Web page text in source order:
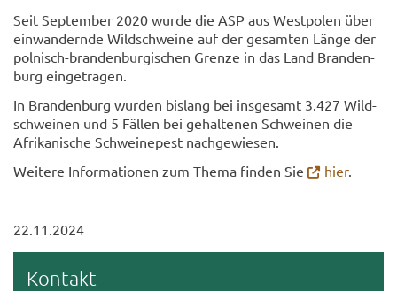
Seit Sep­tem­ber 2020 wurde die ASP aus West­po­len über
ein­wan­dern­de Wild­schwei­ne auf der ge­sam­ten Länge der
polnisch-​brandenburgischen Gren­ze in das Land Bran­den­
burg ein­ge­tra­gen.
In Bran­den­burg wur­den bis­lang bei ins­ge­samt 3.427 Wild­
schwei­nen und 5 Fäl­len bei ge­hal­te­nen Schwei­nen die
Afri­ka­ni­sche Schwei­ne­pest nach­ge­wie­sen.
Wei­te­re In­for­ma­tio­nen zum Thema fin­den Sie
hier.
22.11.2024
Kon­takt